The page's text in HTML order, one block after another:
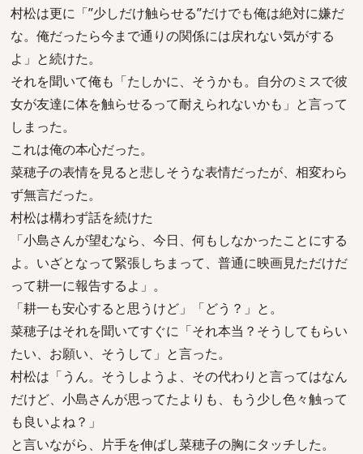
村松は更に「”少しだけ触らせる”だけでも俺は絶対に嫌だ
な。俺だったら今まで通りの関係には戻れない気がする
よ」と続けた。
それを聞いて俺も「たしかに、そうかも。自分のミスで彼
女が友達に体を触らせるって耐えられないかも」と言って
しまった。
これは俺の本心だった。
菜穂子の表情を見ると悲しそうな表情だったが、相変わら
ず無言だった。
村松は構わず話を続けた
「小島さんが望むなら、今日、何もしなかったことにする
よ。いざとなって緊張しちまって、普通に映画見ただけだ
って耕一に報告するよ」。
「耕一も安心すると思うけど」「どう？」と。
菜穂子はそれを聞いてすぐに「それ本当？そうしてもらい
たい、お願い、そうして」と言った。
村松は「うん。そうしようよ、その代わりと言ってはなん
だけど、小島さんが思ってたよりも、もう少し色々触って
も良いよね？」
と言いながら、片手を伸ばし菜穂子の胸にタッチした。